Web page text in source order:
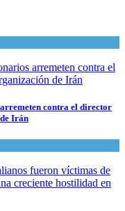
contra el director
Irán